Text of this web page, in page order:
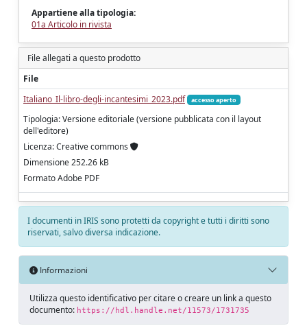
Appartiene alla tipologia:
01a Articolo in rivista
File allegati a questo prodotto
File
Italiano_Il-libro-degli-incantesimi_2023.pdf
accesso aperto
Tipologia: Versione editoriale (versione pubblicata con il layout
dell'editore)
Licenza: Creative commons
Dimensione 252.26 kB
Formato Adobe PDF
I documenti in IRIS sono protetti da copyright e tutti i diritti sono
riservati, salvo diversa indicazione.
Informazioni
Utilizza questo identificativo per citare o creare un link a questo
documento: https://hdl.handle.net/11573/1731735